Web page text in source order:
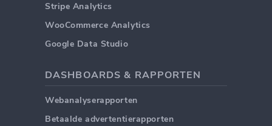
Stripe Analytics
WooCommerce Analytics
Google Data Studio
DASHBOARDS & RAPPORTEN
Webanalyserapporten
Betaalde advertentierapporten